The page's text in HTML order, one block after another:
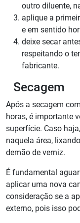
outro diluente,
aplique a
e em sentido
deixe secar
respeitando o
fabricante.
Secagem
Após a secagem
horas, é importante
superfície. Caso
naquela área,
demão de verniz.
É fundamental
aplicar uma nova
consideração se a
externo, pois isso